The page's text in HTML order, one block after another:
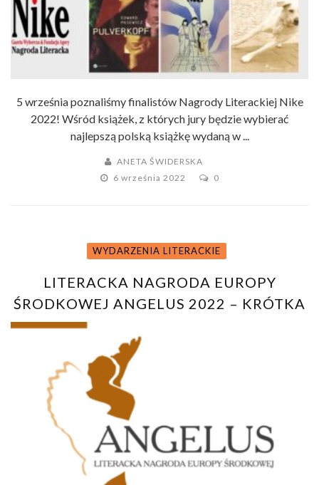
5 września poznaliśmy finalistów Nagrody Literackiej Nike
2022! Wśród książek, z których jury będzie wybierać
najlepszą polską książkę wydaną w ...
ANETA ŚWIDERSKA
6 września 2022
0
WYDARZENIA LITERACKIE
LITERACKA NAGRODA EUROPY
ŚRODKOWEJ ANGELUS 2022 – KRÓTKA
LISTA NOMINOWANYCH